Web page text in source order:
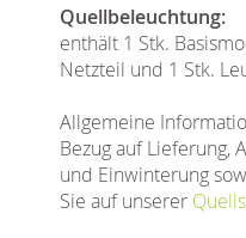
Quellbeleuchtung:
enthält 1 Stk.
Netzteil und 1 Stk.
Allgemeine
Bezug auf Lieferung,
und Einwinterung
Sie auf unserer